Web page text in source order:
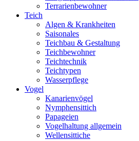
Terrarienbewohner
Teich
Algen & Krankheiten
Saisonales
Teichbau & Gestaltung
Teichbewohner
Teichtechnik
Teichtypen
Wasserpflege
Vogel
Kanarienvögel
Nymphensittich
Papageien
Vogelhaltung allgemein
Wellensittiche